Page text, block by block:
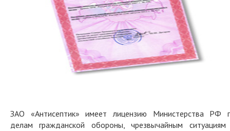
ЗАО «Антисептик» имеет лицензию Министерства РФ
делам гражданской обороны, чрезвычайным